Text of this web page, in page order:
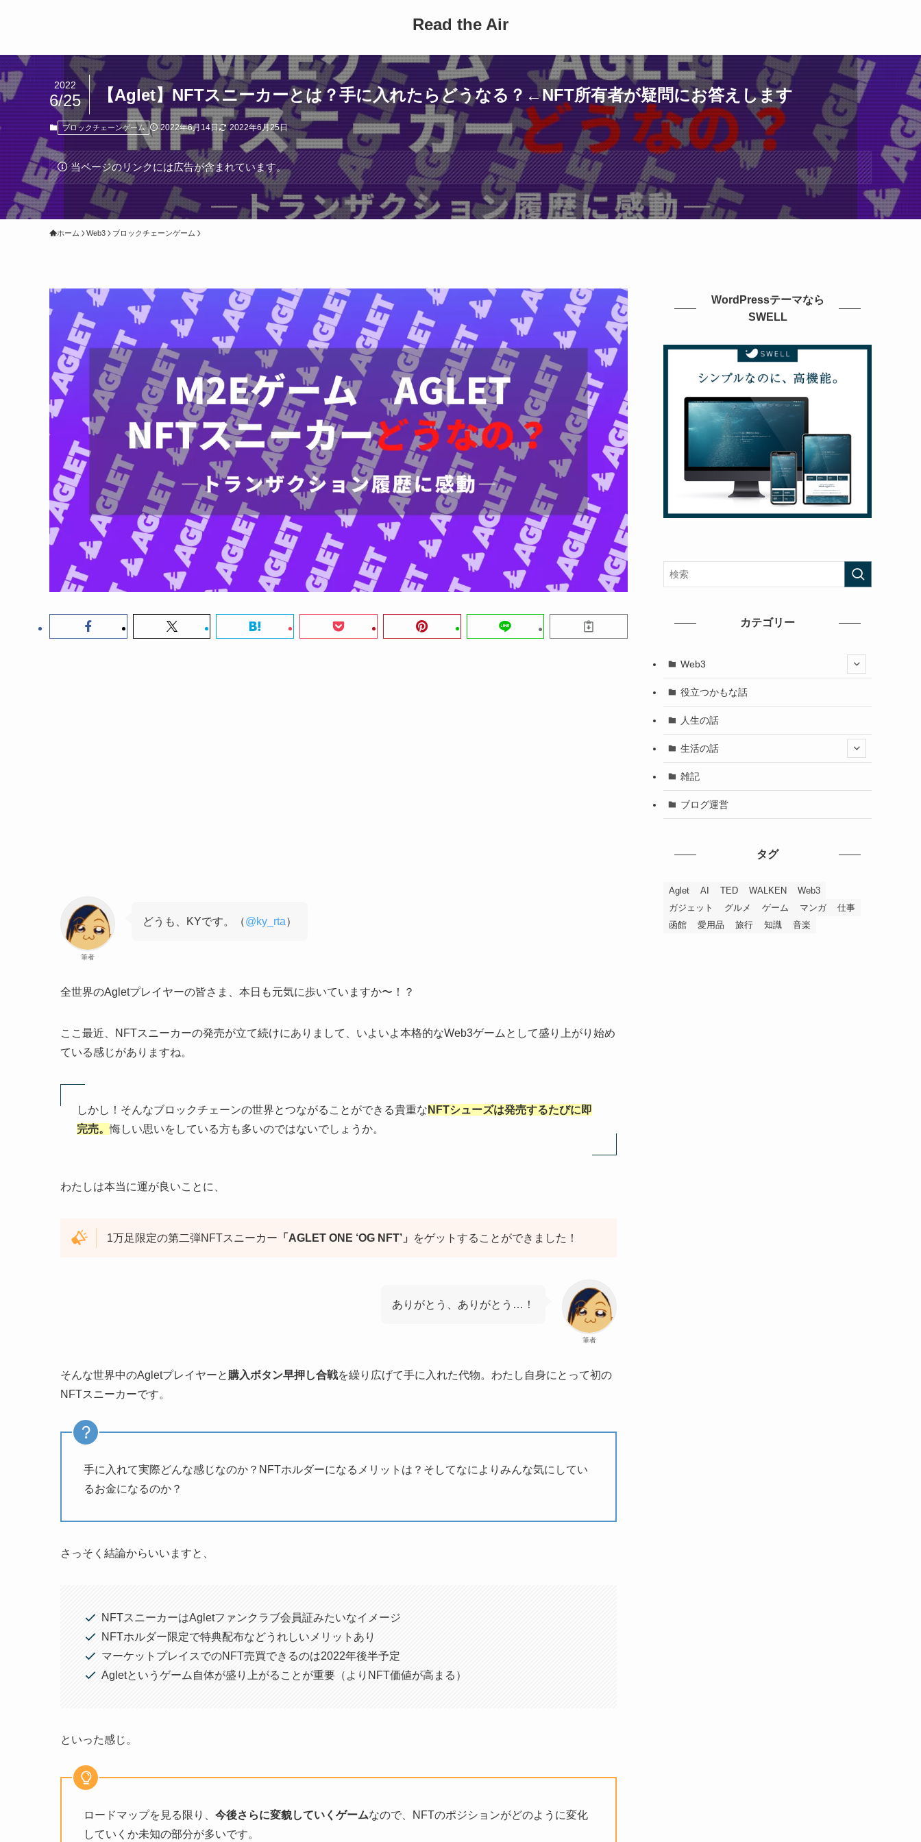
Read the Air
【Aglet】NFTスニーカーとは？手に入れたらどうなる？←NFT所有者が疑問にお答えします
2022
6/25
ブロックチェーンゲーム 2022年6月14日 2022年6月25日
当ページのリンクには広告が含まれています。
ホーム Web3 ブロックチェーンゲーム
筆者
どうも、KYです。（@ky_rta）
全世界のAgletプレイヤーの皆さま、本日も元気に歩いていますか〜！？
ここ最近、NFTスニーカーの発売が立て続けにありまして、いよいよ本格的なWeb3ゲームとして盛り上がり始め
ている感じがありますね。
しかし！そんなブロックチェーンの世界とつながることができる貴重な NFTシューズは発売するたびに即
完売。悔しい思いをしている方も多いのではないでしょうか。
わたしは本当に運が良いことに、
1万足限定の第二弾NFTスニーカー 「AGLET ONE ‘OG NFT’」 をゲットすることができました！
筆者
ありがとう、ありがとう…！
そんな世界中のAgletプレイヤーと 購入ボタン早押し合戦を繰り広げて手に入れた代物。わたし自身にとって初の
NFTスニーカーです。
手に入れて実際どんな感じなのか？NFTホルダーになるメリットは？そしてなによりみんな気にしてい
るお金になるのか？
さっそく結論からいいますと、
NFTスニーカーはAgletファンクラブ会員証みたいなイメージ
NFTホルダー限定で特典配布などうれしいメリットあり
マーケットプレイスでのNFT売買できるのは2022年後半予定
Agletというゲーム自体が盛り上がることが重要（よりNFT価値が高まる）
といった感じ。
ロードマップを見る限り、 今後さらに変貌していくゲームなので、NFTのポジションがどのように変化
していくか未知の部分が多いです。
WordPressテーマなら
SWELL
カテゴリー
Web3
役立つかもな話
人生の話
生活の話
雑記
ブログ運営
タグ
Aglet AI TED WALKEN
Web3
ガジェット
グルメ ゲーム マンガ
仕事
函館
愛用品 旅行 知識 音楽